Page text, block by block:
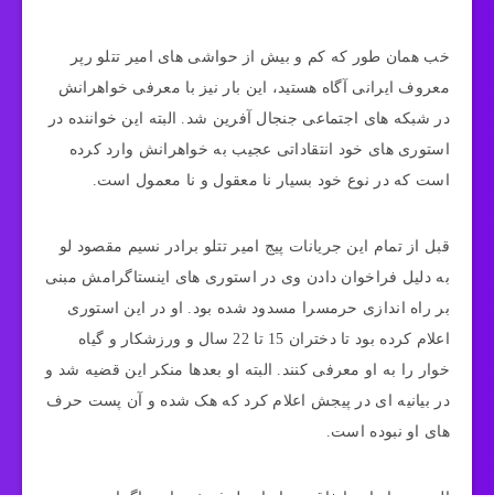
خب همان طور که کم و بیش از حواشی های امیر تتلو رپر
معروف ایرانی آگاه هستید، این بار نیز با معرفی خواهرانش
در شبکه های اجتماعی جنجال آفرین شد. البته این خواننده در
استوری های خود انتقاداتی عجیب به خواهرانش وارد کرده
است که در نوع خود بسیار نا معقول و نا معمول است.
قبل از تمام این جریانات پیج امیر تتلو برادر نسیم مقصود لو
به دلیل فراخوان دادن وی در استوری های اینستاگرامش مبنی
بر راه اندازی حرمسرا مسدود شده بود. او در این استوری
اعلام کرده بود تا دختران 15 تا 22 سال و ورزشکار و گیاه
خوار را به او معرفی کنند. البته او بعدها منکر این قضیه شد و
در بیانیه ای در پیجش اعلام کرد که هک شده و آن پست حرف
های او نبوده است.